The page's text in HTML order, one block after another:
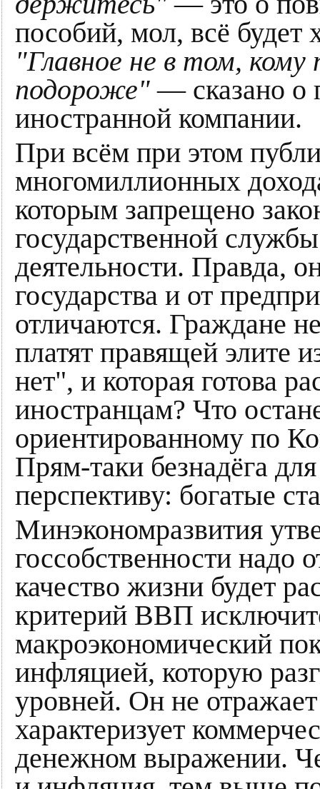
пособий, мол, всё
"Главное не в том,
подороже" — сказано о
иностранной компании.
При всём при этом
многомиллионных
которым запрещено
государственной
деятельности. Правда,
государства и от
отличаются. Граждане
платят правящей элите
нет", и которая готова
иностранцам? Что
ориентированному по
Прям-таки безнадёга
перспективу: богатые
Минэкономразвития
госсобственности надо
качество жизни будет
критерий ВВП
макроэкономический
инфляцией, которую
уровней. Он не
характеризует
денежном выражении.